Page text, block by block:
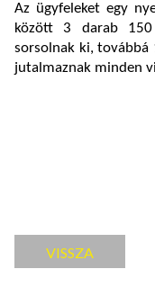
Az ügyfeleket egy
között 3 darab
sorsolnak ki, továbbá
jutalmaznak minden
VISSZA